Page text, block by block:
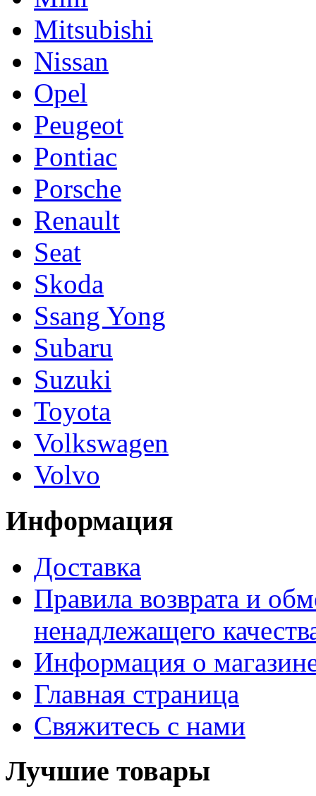
Mitsubishi
Nissan
Opel
Peugeot
Pontiac
Porsche
Renault
Seat
Skoda
Ssang Yong
Subaru
Suzuki
Toyota
Volkswagen
Volvo
Информация
Доставка
Правила возврата и
ненадлежащего
Информация о
Главная страница
Свяжитесь с нами
Лучшие товары